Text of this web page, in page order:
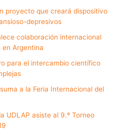
proyecto que creará dispositivo
depresivos
colaboración internacional
Argentina
para el intercambio científico
a la Feria Internacional del
UDLAP asiste al 9.º Torneo